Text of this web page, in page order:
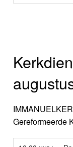
Gereformeerde